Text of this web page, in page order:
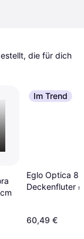
die für dich
Im Trend
Eglo Optica
Deckenfluter
60,49 €